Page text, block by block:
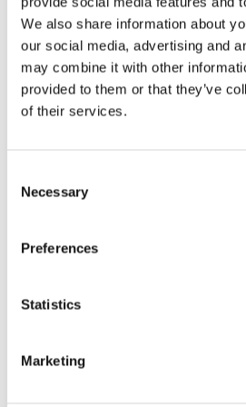
We also share information about
our social media, advertising and
may combine it with other
provided to them or that they’ve
of their services.
Selection
Necessary
Preferences
Statistics
Marketing
Kaartenmapje met env, vierkant: